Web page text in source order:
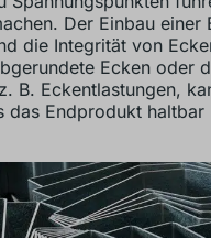
Der Einbau einer
die Integrität von
Ecken oder
B. Eckentlastungen,
Endprodukt haltbar